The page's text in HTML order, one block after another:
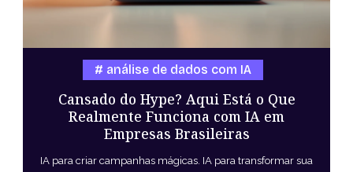
Cansado do Hype? Aqui Está o Que
Realmente Funciona com IA em
Empresas Brasileiras
análise de dados com IA
IA para criar campanhas mágicas. IA para transformar sua